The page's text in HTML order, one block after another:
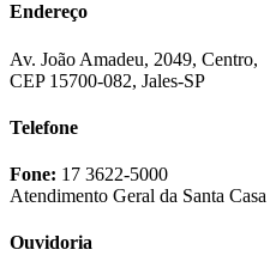
Endereço
Av. João Amadeu, 2049, Centro,
CEP 15700-082, Jales-SP
Telefone
Fone: 17 3622-5000
Atendimento Geral da Santa Casa
Ouvidoria